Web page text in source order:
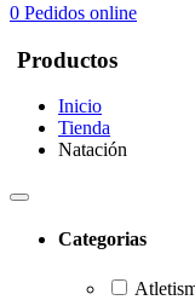
0 Pedidos online
Productos
Inicio
Tienda
Natación
Categorias